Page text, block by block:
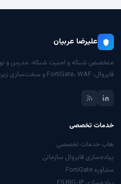
علیرضا عربیان
متخصص شبکه و امنیت شبکه، مدرس و
فایروال، FortiGate، WAF و سخت‌سازی زیرساخت.
خدمات تخصصی
هاب خدمات تخصصی
پیاده‌سازی فایروال سازمانی
مشاوره FortiGate